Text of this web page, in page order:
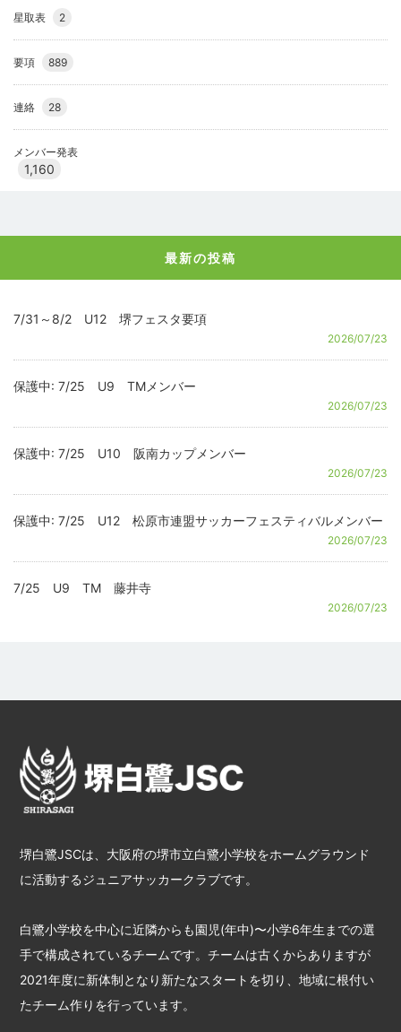
星取表 2
要項 889
連絡 28
メンバー発表
1,160
最新の投稿
7/31～8/2 U12 堺フェスタ要項
2026/07/23
保護中: 7/25 U9 TMメンバー
2026/07/23
保護中: 7/25 U10 阪南カップメンバー
2026/07/23
保護中: 7/25 U12 松原市連盟サッカーフェスティバルメンバー
2026/07/23
7/25 U9 TM 藤井寺
2026/07/23
堺白鷺JSCは、大阪府の堺市立白鷺小学校をホームグラウンド
に活動するジュニアサッカークラブです。
白鷺小学校を中心に近隣からも園児(年中)〜小学6年生までの選
手で構成されているチームです。チームは古くからありますが
2021年度に新体制となり新たなスタートを切り、地域に根付い
たチーム作りを行っています。